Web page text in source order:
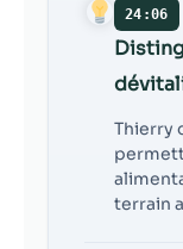
24:06
Thierry
terrain